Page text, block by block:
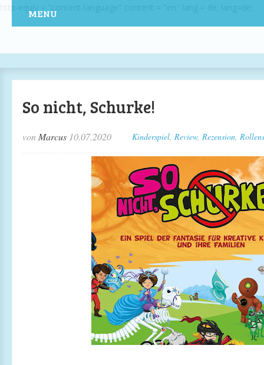
MENU
So nicht, Schurke!
von Marcus 10.07.2020 Kinderspiel, Review, Rezension,